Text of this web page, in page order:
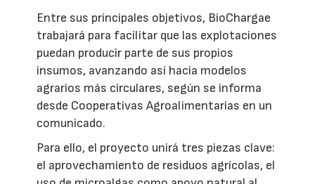
Entre sus principales objetivos, BioChargae
trabajará para facilitar que las explotaciones
puedan producir parte de sus propios
insumos, avanzando así hacia modelos
agrarios más circulares, según se informa
desde Cooperativas Agroalimentarias en un
comunicado.
Para ello, el proyecto unirá tres piezas clave:
el aprovechamiento de residuos agrícolas, el